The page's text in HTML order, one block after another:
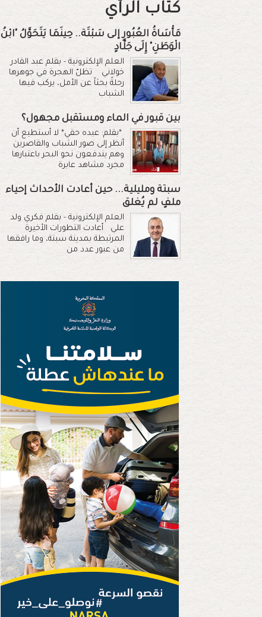
كتاب الرأي
مَأْسَاةُ العُبُورِ إلى سَبْتَة.. حِينَمَا يَتَحَوَّلُ "ابْنُ
الْوَطَنِ" إِلَى جَلَّادٍ
العلم الإلكترونية - بقلم عبد القادر
خولاني تظلّ الهجرة في جوهرها
رحلةً بحثاً عن الأمل، يركب فيها
الشباب
بين قبور في الماء ومستقبل مجهول؟
*بقلم: عبده حقي* لا أستطيع أن
أنظر إلى صور الشباب والقاصرين
وهم يندفعون نحو البحر باعتبارها
مجرد مشاهد عابرة
سبتة ومليلية... حين أعادت الأحداث إحياء
ملفٍ لم يُغلق
العلم الإلكترونية - بقلم فكري ولد
علي أعادت التطورات الأخيرة
المرتبطة بمدينة سبتة، وما رافقها
من عبور عدد من